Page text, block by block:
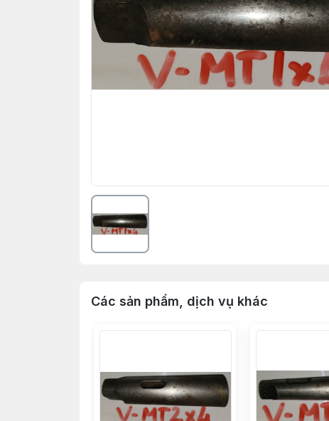
Các sản phẩm, dịch vụ khác